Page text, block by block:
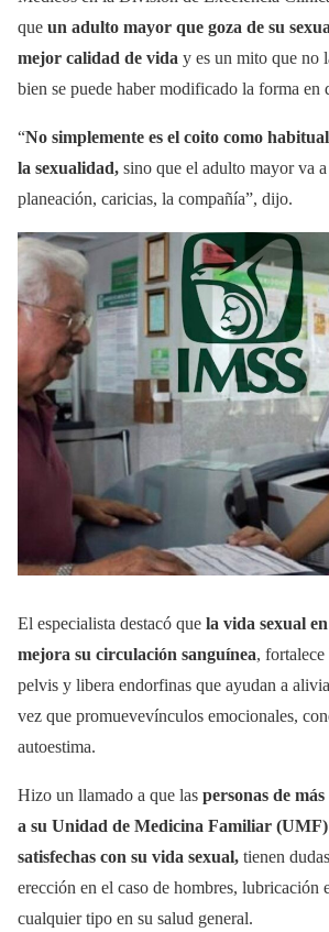
que un adulto mayor que goza de su
mejor calidad de vida y es un mito que no
bien se puede haber modificado la forma en
“No simplemente es el coito como
la sexualidad, sino que el adulto mayor va
planeación, caricias, la compañía”, dijo.
El especialista destacó que la vida sexual
mejora su circulación sanguínea, fortalece
pelvis y libera endorfinas que ayudan a
vez que promuevevínculos emocionales,
autoestima.
Hizo un llamado a que las personas de
a su Unidad de Medicina Familiar (UMF)
satisfechas con su vida sexual, tienen
erección en el caso de hombres, lubricación
cualquier tipo en su salud general.